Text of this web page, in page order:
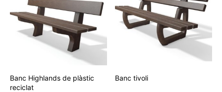
Banc Highlands de plàstic
reciclat
Banc tivoli